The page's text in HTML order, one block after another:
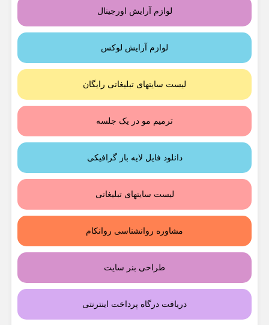
لوازم آرایش اورجینال
لوازم آرایش لوکس
لیست سایتهای تبلیغاتی رایگان
ترمیم مو در یک جلسه
دانلود فایل لایه باز گرافیکی
لیست سایتهای تبلیغاتی
مشاوره روانشناسی روانکام
طراحی بنر سایت
دریافت درگاه پرداخت اینترنتی